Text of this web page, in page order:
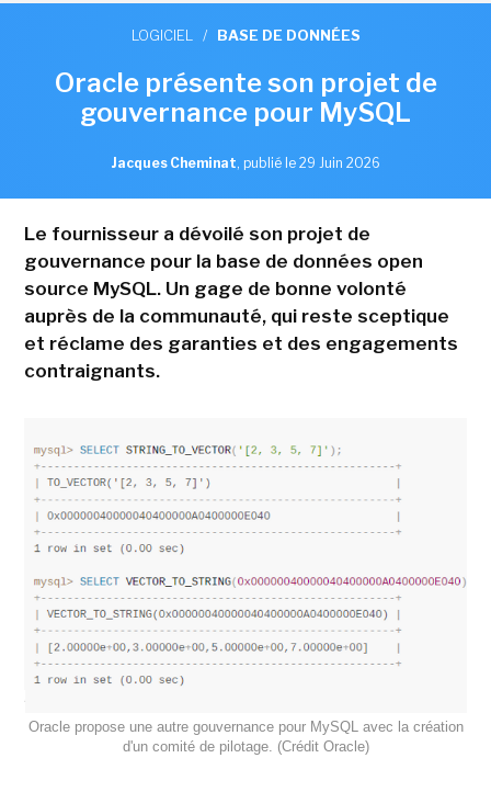
LOGICIEL / BASE DE DONNÉES
Oracle présente son projet de
gouvernance pour MySQL
Jacques Cheminat, publié le 29 Juin 2026
Le fournisseur a dévoilé son projet de
gouvernance pour la base de données open
source MySQL. Un gage de bonne volonté
auprès de la communauté, qui reste sceptique
et réclame des garanties et des engagements
contraignants.
Oracle propose une autre gouvernance pour MySQL avec la création
d'un comité de pilotage. (Crédit Oracle)